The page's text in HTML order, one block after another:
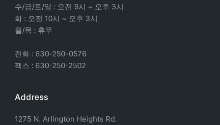
수/금/토/일 : 오전 9시 ~ 오후 3시
화 : 오전 10시 ~ 오후 3시
월/목 : 휴무
전화 : 630-250-0576
팩스 : 630-250-2502
Address
1275 N. Arlington Heights Rd.